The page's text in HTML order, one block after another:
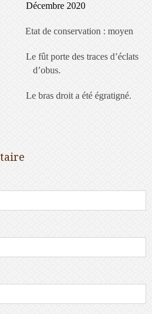
Décembre 2020
: moyen
traces d’éclats
d’obus.
été égratigné.